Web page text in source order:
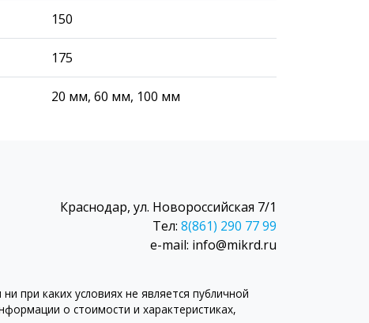
150
175
20 мм, 60 мм, 100 мм
Краснодар, ул. Новороссийская 7/1
Тел: 8(861) 290 77 99
e-mail: info@mikrd.ru
при каких условиях не является публичной
о стоимости и характеристиках,